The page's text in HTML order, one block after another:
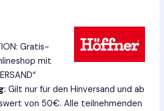
Gratis-
mit
Gilt nur für den Hinversand und ab
von 50€. Alle teilnehmenden